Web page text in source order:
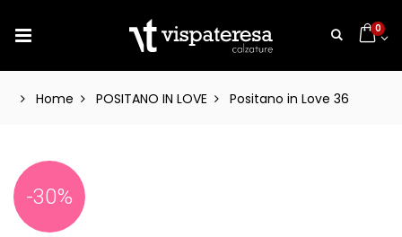
0
Home POSITANO IN LOVE Positano in Love 36
-30%